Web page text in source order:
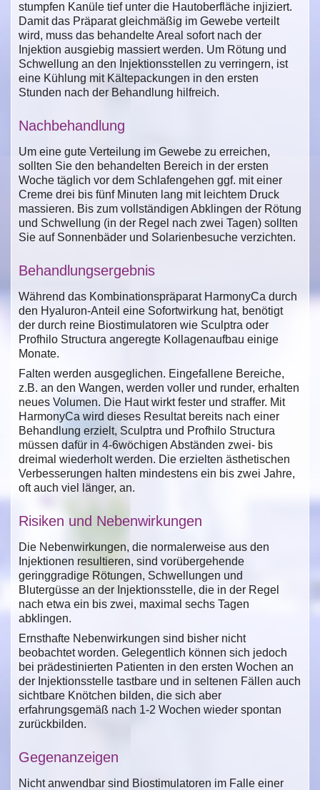
stumpfen Kanüle tief unter die Hautoberfläche injiziert.
Damit das Präparat gleichmäßig im Gewebe verteilt
wird, muss das behandelte Areal sofort nach der
Injektion ausgiebig massiert werden. Um Rötung und
Schwellung an den Injektionsstellen zu verringern, ist
eine Kühlung mit Kältepackungen in den ersten
Stunden nach der Behandlung hilfreich.
Nachbehandlung
Um eine gute Verteilung im Gewebe zu erreichen,
sollten Sie den behandelten Bereich in der ersten
Woche täglich vor dem Schlafengehen ggf. mit einer
Creme drei bis fünf Minuten lang mit leichtem Druck
massieren. Bis zum vollständigen Abklingen der Rötung
und Schwellung (in der Regel nach zwei Tagen) sollten
Sie auf Sonnenbäder und Solarienbesuche verzichten.
Behandlungsergebnis
Während das Kombinationspräparat HarmonyCa durch
den Hyaluron-Anteil eine Sofortwirkung hat, benötigt
der durch reine Biostimulatoren wie Sculptra oder
Profhilo Structura angeregte Kollagenaufbau einige
Monate.
Falten werden ausgeglichen. Eingefallene Bereiche,
z.B. an den Wangen, werden voller und runder, erhalten
neues Volumen. Die Haut wirkt fester und straffer. Mit
HarmonyCa wird dieses Resultat bereits nach einer
Behandlung erzielt, Sculptra und Profhilo Structura
müssen dafür in 4-6wöchigen Abständen zwei- bis
dreimal wiederholt werden. Die erzielten ästhetischen
Verbesserungen halten mindestens ein bis zwei Jahre,
oft auch viel länger, an.
Risiken und Nebenwirkungen
Die Nebenwirkungen, die normalerweise aus den
Injektionen resultieren, sind vorübergehende
geringgradige Rötungen, Schwellungen und
Blutergüsse an der Injektionsstelle, die in der Regel
nach etwa ein bis zwei, maximal sechs Tagen
abklingen.
Ernsthafte Nebenwirkungen sind bisher nicht
beobachtet worden. Gelegentlich können sich jedoch
bei prädestinierten Patienten in den ersten Wochen an
der Injektionsstelle tastbare und in seltenen Fällen auch
sichtbare Knötchen bilden, die sich aber
erfahrungsgemäß nach 1-2 Wochen wieder spontan
zurückbilden.
Gegenanzeigen
Nicht anwendbar sind Biostimulatoren im Falle einer